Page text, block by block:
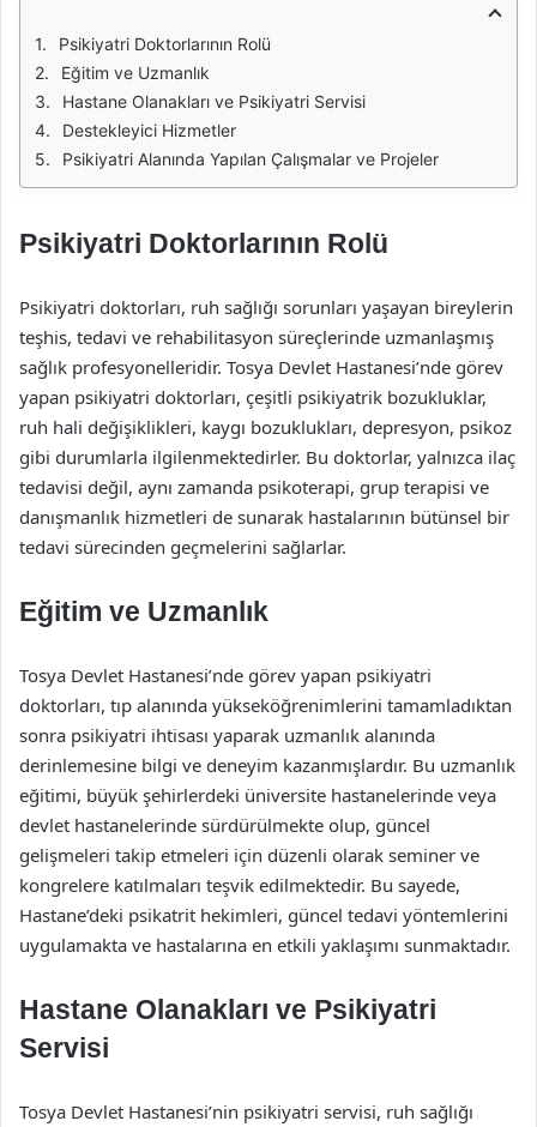
Psikiyatri Doktorlarının Rolü
Eğitim ve Uzmanlık
Hastane Olanakları ve Psikiyatri Servisi
Destekleyici Hizmetler
Psikiyatri Alanında Yapılan Çalışmalar ve Projeler
Psikiyatri Doktorlarının Rolü
Psikiyatri doktorları, ruh sağlığı sorunları yaşayan bireylerin
teşhis, tedavi ve rehabilitasyon süreçlerinde uzmanlaşmış
sağlık profesyonelleridir. Tosya Devlet Hastanesi’nde görev
yapan psikiyatri doktorları, çeşitli psikiyatrik bozukluklar,
ruh hali değişiklikleri, kaygı bozuklukları, depresyon, psikoz
gibi durumlarla ilgilenmektedirler. Bu doktorlar, yalnızca ilaç
tedavisi değil, aynı zamanda psikoterapi, grup terapisi ve
danışmanlık hizmetleri de sunarak hastalarının bütünsel bir
tedavi sürecinden geçmelerini sağlarlar.
Eğitim ve Uzmanlık
Tosya Devlet Hastanesi’nde görev yapan psikiyatri
doktorları, tıp alanında yükseköğrenimlerini tamamladıktan
sonra psikiyatri ihtisası yaparak uzmanlık alanında
derinlemesine bilgi ve deneyim kazanmışlardır. Bu uzmanlık
eğitimi, büyük şehirlerdeki üniversite hastanelerinde veya
devlet hastanelerinde sürdürülmekte olup, güncel
gelişmeleri takip etmeleri için düzenli olarak seminer ve
kongrelere katılmaları teşvik edilmektedir. Bu sayede,
Hastane’deki psikatrit hekimleri, güncel tedavi yöntemlerini
uygulamakta ve hastalarına en etkili yaklaşımı sunmaktadır.
Hastane Olanakları ve Psikiyatri
Servisi
Tosya Devlet Hastanesi’nin psikiyatri servisi, ruh sağlığı